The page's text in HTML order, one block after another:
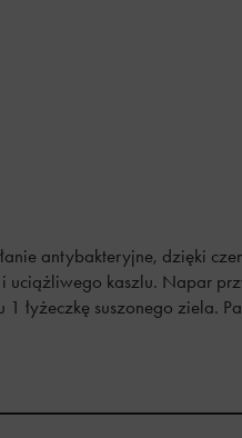
antybakteryjne, dzięki
uciążliwego kaszlu. Napar
łyżeczkę suszonego ziela.